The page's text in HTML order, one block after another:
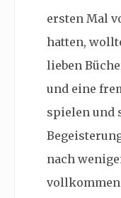
ersten Mal
hatten,
lieben
und eine
spielen und
nach
vollkommen